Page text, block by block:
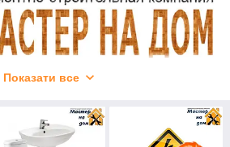
Показати все